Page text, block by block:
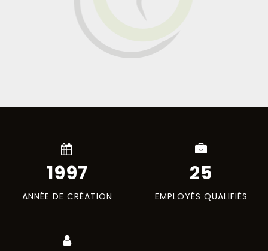
1997
ANNÉE DE CRÉATION
25
EMPLOYÉS QUALIFIÉS